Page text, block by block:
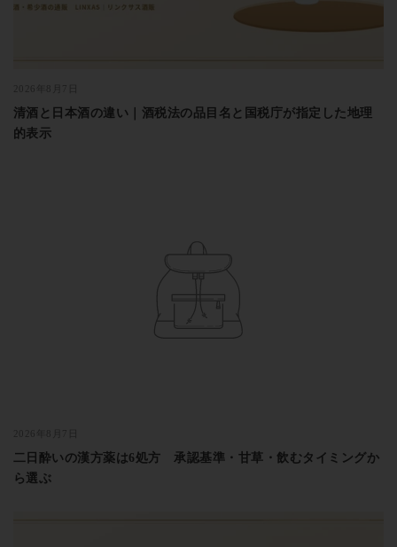
清酒と日本酒の違い｜酒税法の品目名と国税庁が指定した地理
的表示
二日酔いの漢方薬は6処方 承認基準・甘草・飲むタイミングか
ら選ぶ